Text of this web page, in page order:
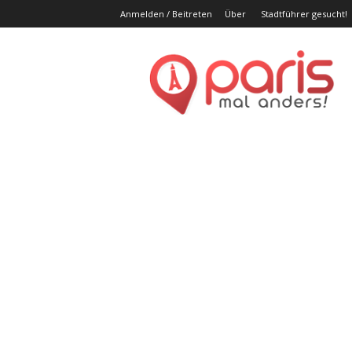
Anmelden / Beitreten Über Stadtführer gesucht!